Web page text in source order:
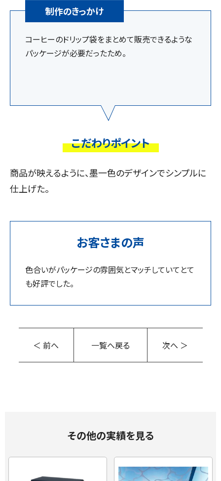
制作のきっかけ
コーヒーのドリップ袋をまとめて販売できるような
パッケージが必要だったため。
こだわりポイント
商品が映えるように、墨一色のデザインでシンプルに
仕上げた。
お客さまの声
色合いがパッケージの雰囲気とマッチしていてとて
も好評でした。
＜ 前へ 一覧へ戻る 次へ ＞
その他の実績を見る